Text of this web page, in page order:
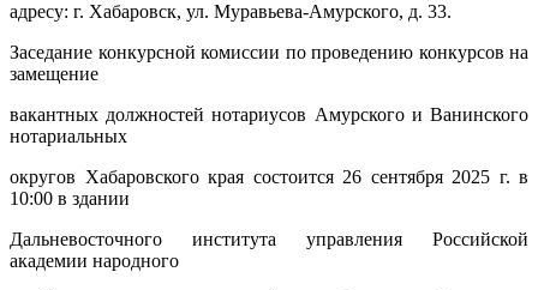
адресу: г. Хабаровск, ул. Муравьева-Амурского, д. 33.
Заседание конкурсной комиссии по проведению конкурсов на
замещение
вакантных должностей нотариусов Амурского и Ванинского
нотариальных
округов Хабаровского края состоится 26 сентября 2025 г. в
10:00 в здании
Дальневосточного института управления Российской
академии народного